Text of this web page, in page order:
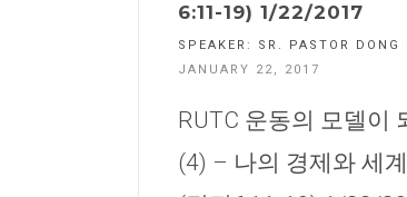
6:11-19) 1/22/2017
SPEAKER: SR. PASTOR DONG
JANUARY 22, 2017
RUTC 운동의 모델이
(4) – 나의 경제와 세